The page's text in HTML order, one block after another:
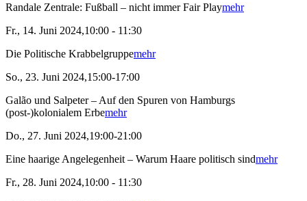
Randale Zentrale: Fußball – nicht immer Fair Playmehr
Fr., 14. Juni 2024,10:00 - 11:30
Die Politische Krabbelgruppemehr
So., 23. Juni 2024,15:00-17:00
Galão und Salpeter – Auf den Spuren von Hamburgs
(post-)kolonialem Erbemehr
Do., 27. Juni 2024,19:00-21:00
Eine haarige Angelegenheit – Warum Haare politisch sindmehr
Fr., 28. Juni 2024,10:00 - 11:30